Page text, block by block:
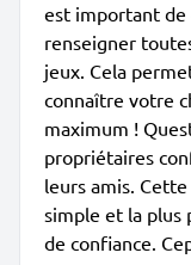
est important
renseigner
jeux. Cela
connaître votre
maximum !
propriétaires
leurs amis.
simple et la plus
de confiance.